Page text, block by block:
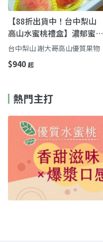
【88折出貨中！台中梨山
高山水蜜桃禮盒】濃郁蜜桃
香氣 鮮甜多汁一吃難忘
台中梨山 謝大哥高山優質果物
$940 起
熱門主打